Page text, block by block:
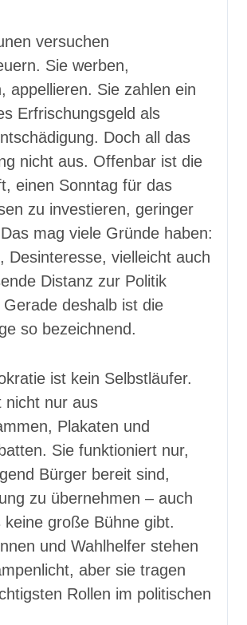
versuchen
Sie werben,
appellieren. Sie zahlen ein
Erfrischungsgeld als
Doch all das
nicht aus. Offenbar ist die
einen Sonntag für das
zu investieren, geringer
mag viele Gründe haben:
Desinteresse, vielleicht auch
Distanz zur Politik
deshalb ist die
so bezeichnend.
ist kein Selbstläufer.
nicht nur aus
Plakaten und
Sie funktioniert nur,
Bürger bereit sind,
zu übernehmen – auch
große Bühne gibt.
und Wahlhelfer stehen
aber sie tragen
Rollen im politischen